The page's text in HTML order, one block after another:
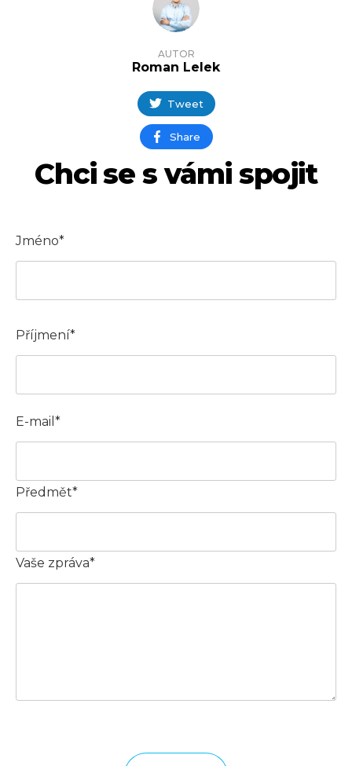
AUTOR
Roman Lelek
Tweet
Share
Chci se s vámi spojit
Jméno*
Příjmení*
E-mail*
Předmět*
Vaše zpráva*